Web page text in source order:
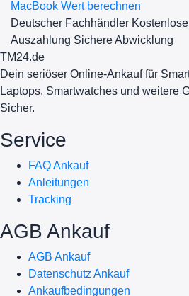
MacBook Wert berechnen
Deutscher Fachhändler
Auszahlung Sichere Abwicklung
TM24.de
Dein seriöser Online-Ankauf für
Laptops, Smartwatches und weitere
Sicher.
Service
FAQ Ankauf
Anleitungen
Tracking
AGB Ankauf
AGB Ankauf
Datenschutz Ankauf
Ankaufbedingungen